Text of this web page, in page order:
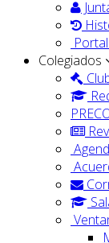
Colegiados